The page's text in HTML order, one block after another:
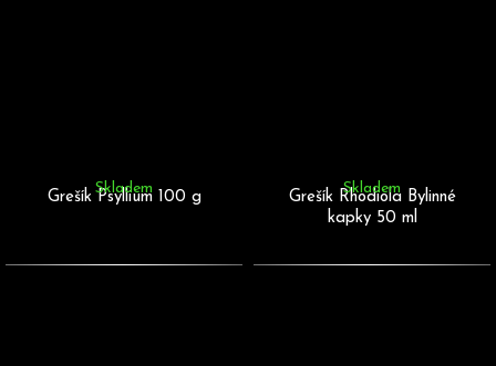
Grešík Psyllium 100 g
Skladem
Grešík Rhodiola Bylinné
kapky 50 ml
Skladem